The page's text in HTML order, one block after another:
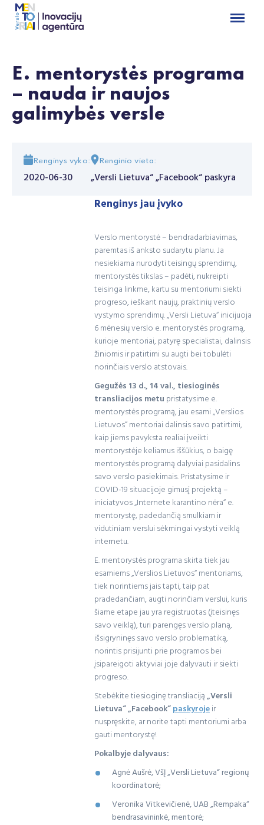
E. mentorystės programa
– nauda ir naujos
galimybės versle
Renginys vyko:
2020-06-30
Renginio vieta:
„Versli Lietuva“ „Facebook“ paskyra
Renginys jau įvyko
Verslo mentorystė – bendradarbiavimas,
paremtas iš anksto sudarytu planu. Ja
nesiekiama nurodyti teisingų sprendimų,
mentorystės tikslas – padėti, nukreipti
teisinga linkme, kartu su mentoriumi siekti
progreso, ieškant naujų, praktinių verslo
vystymo sprendimų. „Versli Lietuva“ inicijuoja
6 mėnesių verslo e. mentorystės programą,
kurioje mentoriai, patyrę specialistai, dalinsis
žiniomis ir patirtimi su augti bei tobulėti
norinčiais verslo atstovais.
Gegužės 13 d., 14 val., tiesioginės
transliacijos metu pristatysime e.
mentorystės programą, jau esami „Verslios
Lietuvos“ mentoriai dalinsis savo patirtimi,
kaip jiems pavyksta realiai įveikti
mentorystėje keliamus iššūkius, o baigę
mentorystės programą dalyviai pasidalins
savo verslo pasiekimais. Pristatysime ir
COVID-19 situacijoje gimusį projektą –
iniciatyvos „Internete karantino nėra“ e.
mentorystę, padedančią smulkiam ir
vidutiniam verslui sėkmingai vystyti veiklą
internetu.
E. mentorystės programa skirta tiek jau
esamiems „Verslios Lietuvos“ mentoriams,
tiek norintiems jais tapti, taip pat
pradedančiam, augti norinčiam verslui, kuris
šiame etape jau yra registruotas (įteisinęs
savo veiklą), turi parengęs verslo planą,
išsigryninęs savo verslo problematiką,
norintis prisijunti prie programos bei
įsipareigoti aktyviai joje dalyvauti ir siekti
progreso.
Stebėkite tiesioginę transliaciją„Versli
Lietuva“ „Facebook“paskyrojeir
nuspręskite, ar norite tapti mentoriumi arba
gauti mentorystę!
Pokalbyje dalyvaus:
Agnė Aušrė, VšĮ „Versli Lietuva“ regionų
koordinatorė;
Veronika Vitkevičienė, UAB „Rempaka“
bendrasavininkė, mentorė;